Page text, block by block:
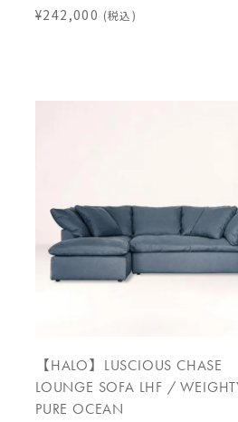
¥242,000 (税込)
【HALO】LUSCIOUS CHASE
LOUNGE SOFA LHF /
PURE OCEAN